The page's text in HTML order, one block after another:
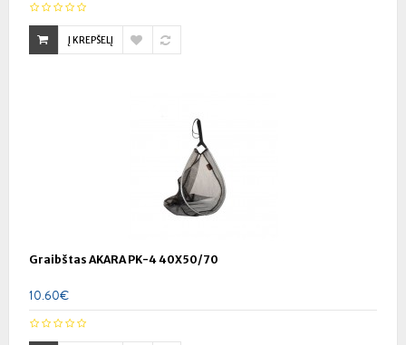
Į KREPŠELĮ
Graibštas AKARA PK-4 40X50/70
10.60€